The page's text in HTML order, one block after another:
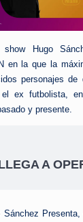
Hugo
en la que la
personajes de
ex futbolista,
y presente.
A
Sánchez